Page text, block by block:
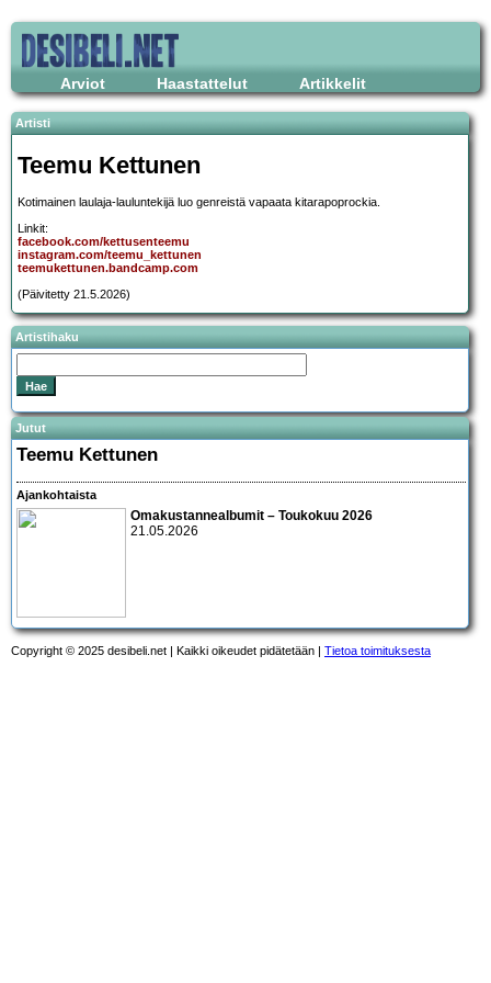
Arviot Haastattelut Artikkelit
Artisti
Teemu Kettunen
Kotimainen laulaja-lauluntekijä luo genreistä vapaata kitarapoprockia.
Linkit:
facebook.com/kettusenteemu
instagram.com/teemu_kettunen
teemukettunen.bandcamp.com
(Päivitetty 21.5.2026)
Artistihaku
Jutut
Teemu Kettunen
Ajankohtaista
Omakustannealbumit – Toukokuu 2026
21.05.2026
Copyright © 2025 desibeli.net | Kaikki oikeudet pidätetään | Tietoa toimituksesta